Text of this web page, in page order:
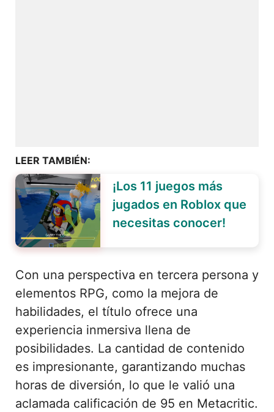
LEER TAMBIÉN:
¡Los 11 juegos más
jugados en Roblox que
necesitas conocer!
Con una perspectiva en tercera persona y
elementos RPG, como la mejora de
habilidades, el título ofrece una
experiencia inmersiva llena de
posibilidades. La cantidad de contenido
es impresionante, garantizando muchas
horas de diversión, lo que le valió una
aclamada calificación de 95 en Metacritic.